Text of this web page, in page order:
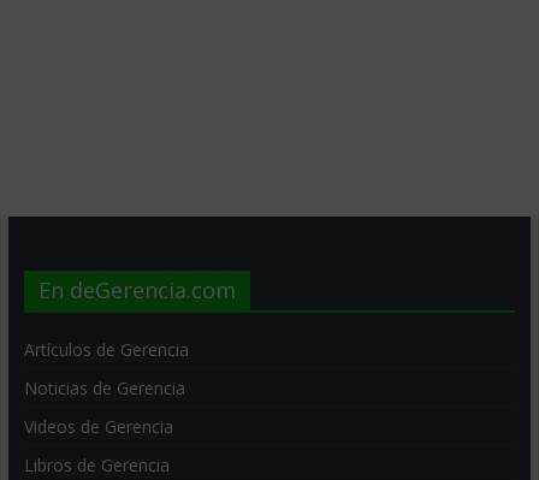
En deGerencia.com
Artículos de Gerencia
Noticias de Gerencia
Videos de Gerencia
Libros de Gerencia